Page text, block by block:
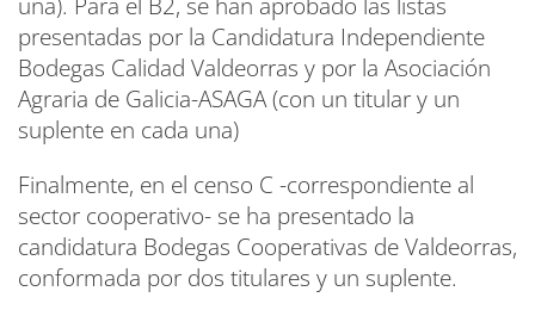
presentadas por la Candidatura Independiente
Bodegas Calidad Valdeorras y por la Asociación
Agraria de Galicia-ASAGA (con un titular y un
suplente en cada una)
Finalmente, en el censo C -correspondiente al
sector cooperativo- se ha presentado la
candidatura Bodegas Cooperativas de Valdeorras,
conformada por dos titulares y un suplente.